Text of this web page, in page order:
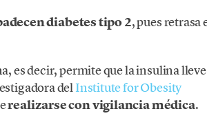
diabetes tipo 2, pues retrasa
es decir, permite que la insulina
delInstitute for Obesity
realizarse con vigilancia médica.